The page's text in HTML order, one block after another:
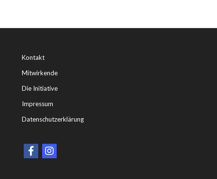
Kontakt
Mitwirkende
Die Initiative
Impressum
Datenschutzerklärung